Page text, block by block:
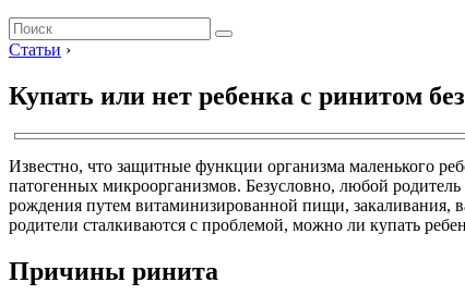
Статьи ›
Купать или нет ребенка с ринитом
Известно, что защитные функции организма маленького
патогенных микроорганизмов. Безусловно, любой родитель
рождения путем витаминизированной пищи, закаливания,
родители сталкиваются с проблемой, можно ли купать
Причины ринита